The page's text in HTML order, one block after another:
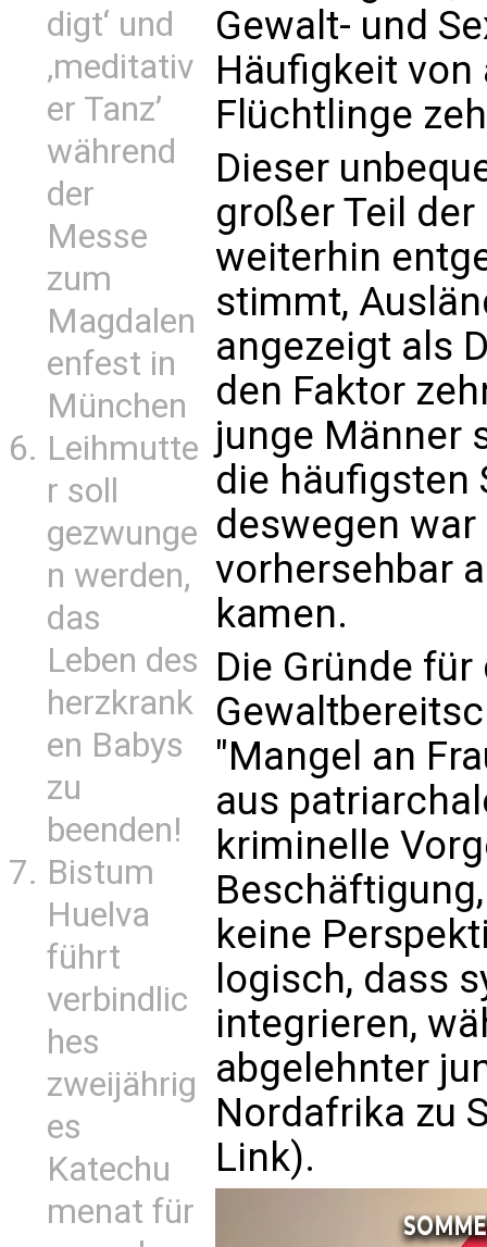
digt‘ und
‚meditativ
er Tanz’
während
der
Messe
zum
Magdalen
enfest in
München
Leihmutte
r soll
gezwunge
n werden,
das
Leben des
herzkrank
en Babys
zu
beenden!
Bistum
Huelva
führt
verbindlic
hes
zweijährig
es
Katechu
menat für
Gewalt- und
Häufigkeit von
Flüchtlinge
Dieser
großer Teil
weiterhin
stimmt,
angezeigt als
den Faktor
junge Männer
die häufigsten
deswegen
vorhersehbar
kamen.
Die Gründe
"Mangel an
aus
kriminelle
keine
logisch, dass
integrieren,
abgelehnter
Nordafrika zu
Link).